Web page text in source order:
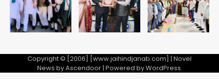
28 साल बाद कानून के शिकंजे में आया हत्या का
फरार आरोपी
Copyright © [2006] [www.jaihindjanab.com] | Novel
News byAscendoor| Powered byWordPress.